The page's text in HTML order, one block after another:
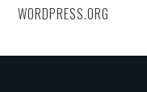
WORDPRESS.ORG